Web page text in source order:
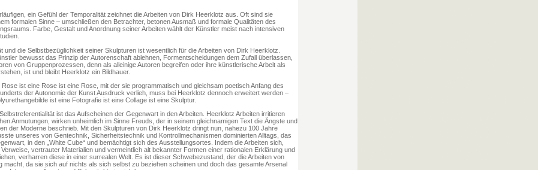
ein Gefühl der Temporalität zeichnet die Arbeiten von Dirk Heerklotz aus. Oft sind sie
formalen Sinne – umschließen den Betrachter, betonen Ausmaß und formale Qualitäten des
Farbe, Gestalt und Anordnung seiner Arbeiten wählt der Künstler meist nach intensiven
und die Selbstbezüglichkeit seiner Skulpturen ist wesentlich für die Arbeiten von Dirk Heerklotz.
bewusst das Prinzip der Autorenschaft ablehnen, Formentscheidungen dem Zufall überlassen,
von Gruppenprozessen, denn als alleinige Autoren begreifen oder ihre künstlerische Arbeit als
ist und bleibt Heerklotz ein Bildhauer.
ist eine Rose ist eine Rose, mit der sie programmatisch und gleichsam poetisch Anfang des
der Autonomie der Kunst Ausdruck verlieh, muss bei Heerklotz dennoch erweitert werden –
ist eine Fotografie ist eine Collage ist eine Skulptur.
ist das Aufscheinen der Gegenwart in den Arbeiten. Heerklotz Arbeiten irritieren
Anmutungen, wirken unheimlich im Sinne Freuds, der in seinem gleichnamigen Text die Ängste und
der Moderne beschrieb. Mit den Skulpturen von Dirk Heerklotz dringt nun, nahezu 100 Jahre
unseres von Gentechnik, Sicherheitstechnik und Kontrollmechanismen dominierten Alltags, das
in den „White Cube“ und bemächtigt sich des Ausstellungsortes. Indem die Arbeiten sich,
vertrauter Materialien und vermeintlich alt bekannter Formen einer rationalen Erklärung und
verharren diese in einer surrealen Welt. Es ist dieser Schwebezustand, der die Arbeiten von
macht, da sie sich auf nichts als sich selbst zu beziehen scheinen und doch das gesamte Arsenal